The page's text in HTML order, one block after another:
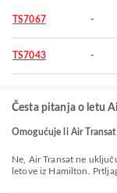
TS7067 -
TS7043 -
Česta pitanja o letu
Omogućuje li Air
Ne, Air Transat ne uključuje besplatnu prtljagu za Domaći & Međunarodni
letove iz Hamilton.